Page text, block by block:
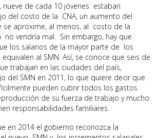
nueve de cada 10 jóvenes estaban
del costo de la CNA, un aumento del
se aproxime, al menos, al costo de la
no vendría mal. Sin embargo, hay que
los salarios de la mayor parte de los
al SMN. Así, se conoce que seis de
trabajan en las ciudades del país,
del SMN en 2011, lo que quiere decir que
pueden cubrir todos los gastos
de su fuerza de trabajo y mucho
responsabilidades familiares.
en 2014 el gobierno reconozca la